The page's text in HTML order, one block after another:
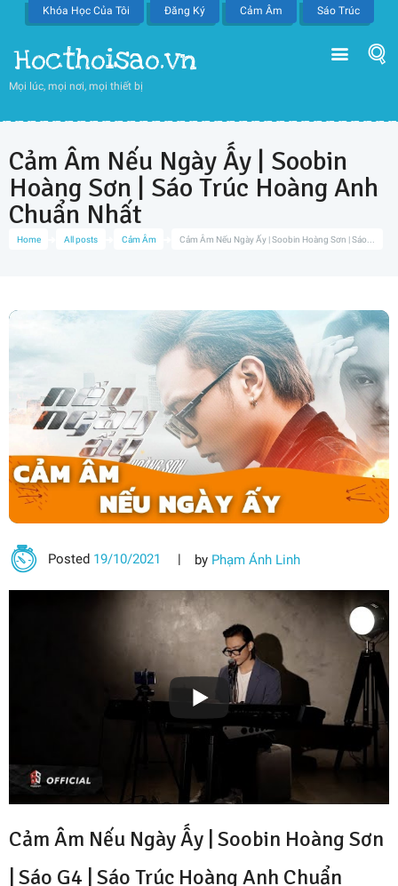
Khóa Học Của Tôi Đăng Ký Cảm Âm Sáo Trúc
Hocthoisao.vn
Mọi lúc, mọi nơi, mọi thiết bị
Home All posts Cảm Âm Cảm Âm Nếu Ngày Ấy | Soobin Hoàng Sơn | Sáo...
Cảm Âm Nếu Ngày Ấy | Soobin
Hoàng Sơn | Sáo Trúc Hoàng Anh
Chuẩn Nhất
Posted 19/10/2021 by Phạm Ánh Linh
Cảm Âm Nếu Ngày Ấy | Soobin Hoàng Sơn
| Sáo G4 | Sáo Trúc Hoàng Anh Chuẩn